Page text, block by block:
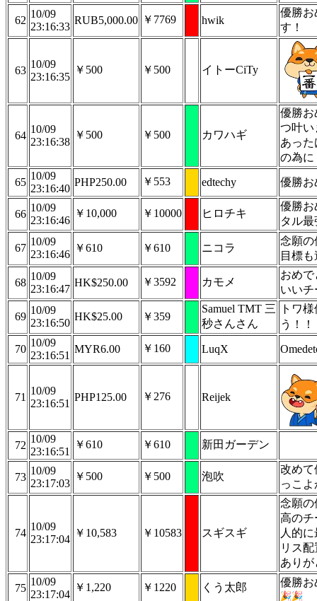
62
10/09
23:16:33
RUB5,000.00 ￥7769 hwik
優勝お
す！
63
10/09
23:16:35
￥500 ￥500 イトーCiTy
64
10/09
23:16:38
￥500 ￥500 カワハギ
優勝お
つ叶い
あっ
の為に
65
10/09
23:16:40
PHP250.00 ￥553 edtechy 優勝お
66
10/09
23:16:46
￥10,000 ￥10000 ヒロチキ
優勝お
タル
67
10/09
23:16:46
￥610 ￥610 ニコラ
念願の
目標
68
10/09
23:16:47
HK$250.00 ￥3592 カモメ
おめ
いいチ
69
10/09
23:16:50
HK$25.00 ￥359
Samuel TMT 三
秒さんさん
トワ
う！！
70
10/09
23:16:51
MYR6.00 ￥160 LuqX
71
10/09
23:16:51
PHP125.00 ￥276 Reijek
72
10/09
23:16:51
￥610 ￥610 新田ガーデン
73
10/09
23:17:03
￥500 ￥500 泡吹
改めて
っこ
74
10/09
23:17:04
￥10,583 ￥10583 スギスギ
念願の
高のチ
人的
リス
あり
75
10/09
23:17:04
￥1,220 ￥1220 くう太郎 優勝お